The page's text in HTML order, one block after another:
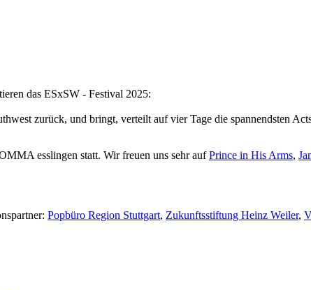
das ESxSW - Festival 2025:
zurück, und bringt, verteilt auf vier Tage die spannendsten
esslingen statt. Wir freuen uns sehr aufPrince in His Arms,
Popbüro Region Stuttgart, Zukunftsstiftung Heinz Weiler,